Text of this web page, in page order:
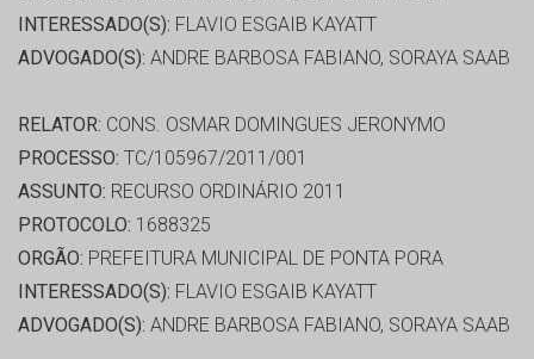
INTERESSADO(S): FLAVIO ESGAIB KAYATT
ADVOGADO(S): ANDRE BARBOSA FABIANO, SORAYA SAAB
RELATOR: CONS. OSMAR DOMINGUES JERONYMO
PROCESSO: TC/105967/2011/001
ASSUNTO: RECURSO ORDINÁRIO 2011
PROTOCOLO: 1688325
ORGÃO: PREFEITURA MUNICIPAL DE PONTA PORA
INTERESSADO(S): FLAVIO ESGAIB KAYATT
ADVOGADO(S): ANDRE BARBOSA FABIANO, SORAYA SAAB